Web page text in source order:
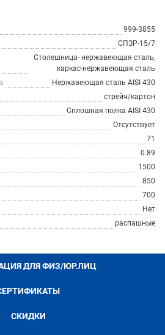
999-3855
СПЗР-15/7
Столешница- нержавеющая сталь,
каркас-нержавеющая сталь
Нержавеющая сталь AISI 430
стрейч/картон
Сплошная полка AISI 430
Отсутствует
71
0.89
1500
850
700
Нет
распашные
ДЛЯ ФИЗ/ЮР.ЛИЦ
СКИДКИ